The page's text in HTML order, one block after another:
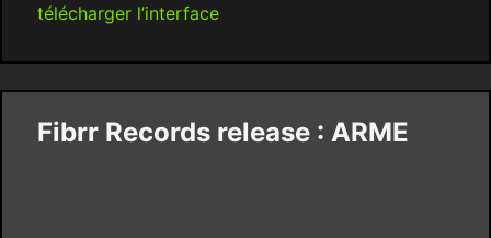
télécharger l’interface
Fibrr Records release : ARME